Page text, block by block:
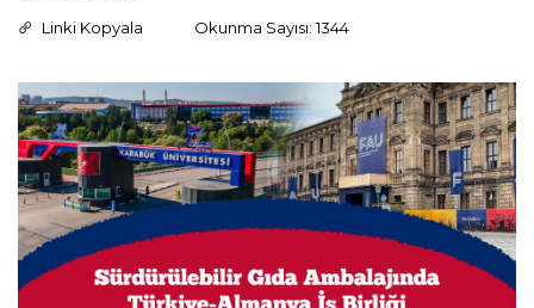
Linki Kopyala
Okunma Sayısı: 1344